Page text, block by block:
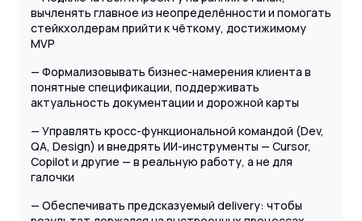
вычленять главное из неопределённости и помогать
стейкхолдерам прийти к чёткому, достижимому
MVP
— Формализовывать бизнес-намерения клиента в
понятные спецификации, поддерживать
актуальность документации и дорожной карты
— Управлять кросс-функциональной командой (Dev,
QA, Design) и внедрять ИИ-инструменты — Cursor,
Copilot и другие — в реальную работу, а не для
галочки
— Обеспечивать предсказуемый delivery: чтобы